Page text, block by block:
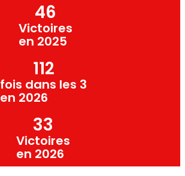
Victoires
en 2025
46
fois dans les 3
en 2026
112
Victoires
en 2026
33